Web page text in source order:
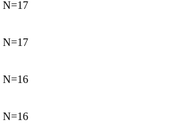
N=17
N=17
N=16
N=16